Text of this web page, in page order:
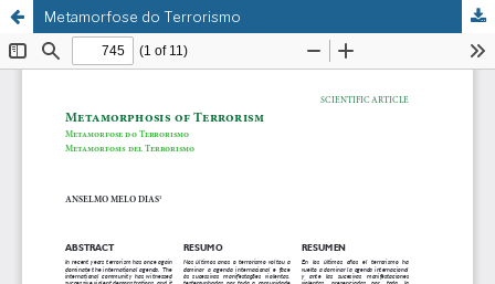
Metamorfose do Terrorismo